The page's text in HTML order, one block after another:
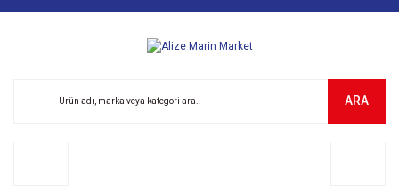
ARA